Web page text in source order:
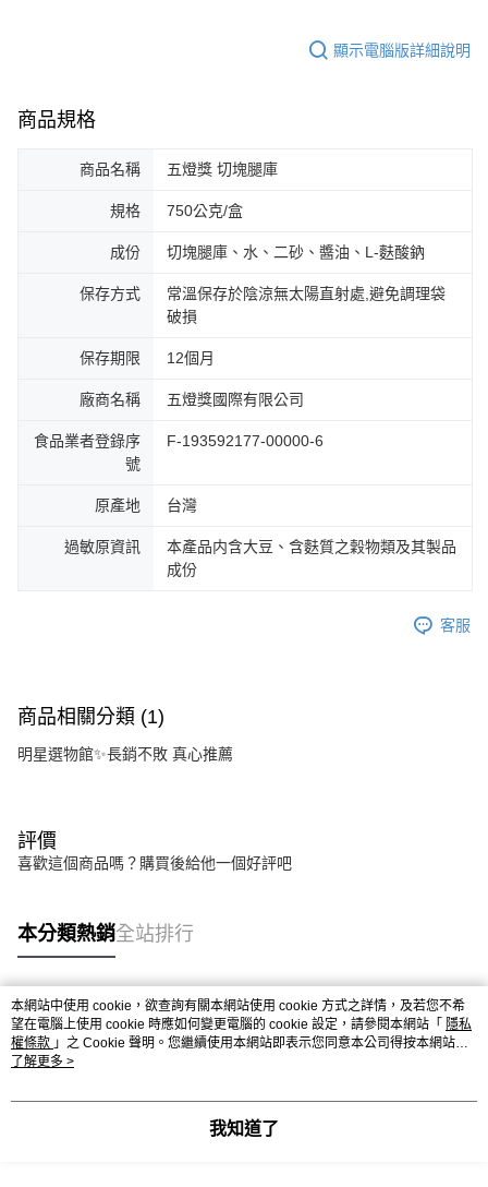
顯示電腦版詳細說明
商品規格
商品名稱 五燈獎 切塊腿庫
規格 750公克/盒
成份 切塊腿庫、水、二砂、醬油、L-麩酸鈉
保存方式
常溫保存於陰涼無太陽直射處,避免調理袋
破損
保存期限 12個月
廠商名稱 五燈獎國際有限公司
食品業者登錄序
號
F-193592177-00000-6
原產地 台灣
過敏原資訊
本產品内含大豆、含麩質之穀物類及其製品
成份
客服
商品相關分類 (1)
明星選物館✨長銷不敗 真心推薦
評價
喜歡這個商品嗎？購買後給他一個好評吧
本分類熱銷全站排行
熱門標籤
本網站中使用 cookie，欲查詢有關本網站使用 cookie 方式之詳情，及若您不希
望在電腦上使用 cookie 時應如何變更電腦的 cookie 設定，請參閱本網站「 隱私
權條款 」之 Cookie 聲明。您繼續使用本網站即表示您同意本公司得按本網站使
用條款之 Cookie 聲明使用 cookie。
了解更多 >
我知道了